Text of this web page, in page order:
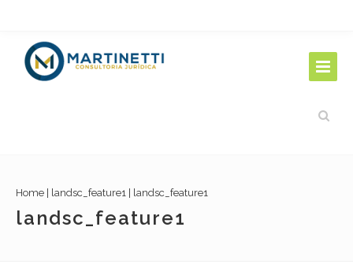
Home landsc_feature1 landsc_feature1
landsc_feature1